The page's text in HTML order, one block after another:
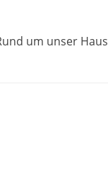
um unser Haus